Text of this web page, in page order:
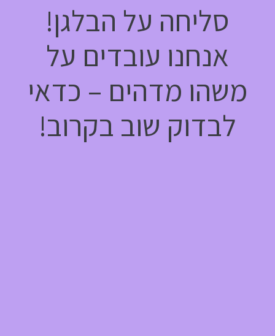
סליחה על הבלגן!
אנחנו עובדים על
משהו מדהים – כדאי
לבדוק שוב בקרוב!